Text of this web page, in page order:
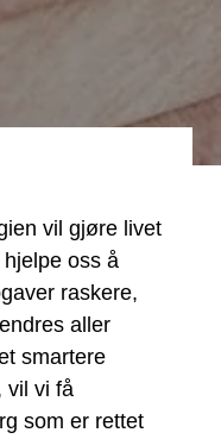
vil gjøre livet
oss å
raskere,
aller
smartere
vil vi få
som er rettet